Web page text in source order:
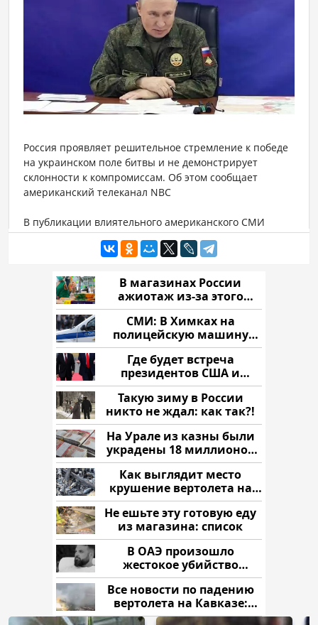
В магазинах России
ажиотаж из-за этого
продукта: что купить?
СМИ: В Химках на
полицейскую машину
напали и подожгли.
Где будет встреча
президентов США и
России: Европа?
Такую зиму в России
никто не ждал: как так?!
На Урале из казны были
украдены 18 миллионов
рублей
Как выглядит место
крушение вертолета на
Кавказе: смотреть
Не ешьте эту готовую еду
из магазина: список
В ОАЭ произошло
жестокое убийство
криптомиллионера
Все новости по падению
вертолета на Кавказе:
читать здесь